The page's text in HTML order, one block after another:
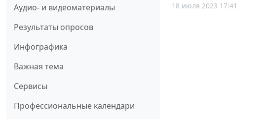
Аудио- и видеоматериалы
Результаты опросов
Инфографика
Важная тема
Сервисы
Профессиональные календари
18 июля 2023 17:41